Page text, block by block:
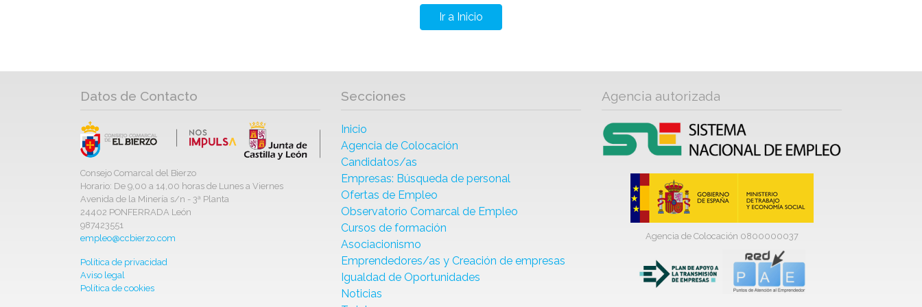
Ir a Inicio
Datos de Contacto
Consejo Comarcal del Bierzo
Horario: De 9,00 a 14,00 horas de Lunes a Viernes
Avenida de la Minería s/n - 3ª Planta
24402 PONFERRADA León
987423551
empleo@ccbierzo.com
Política de privacidad
Aviso legal
Política de cookies
Secciones
Inicio
Agencia de Colocación
Candidatos/as
Empresas: Búsqueda de personal
Ofertas de Empleo
Observatorio Comarcal de Empleo
Cursos de formación
Asociacionismo
Emprendedores/as y Creación de empresas
Igualdad de Oportunidades
Noticias
Agencia autorizada
Agencia de Colocación 0800000037